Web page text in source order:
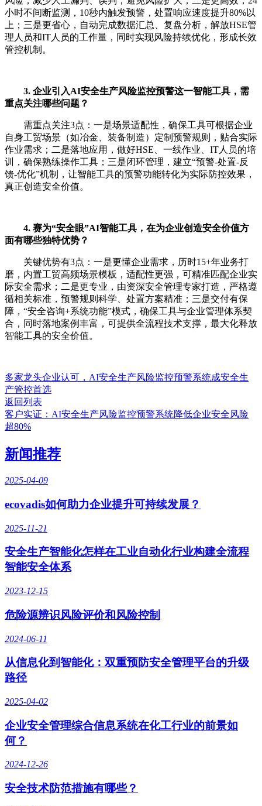
小时不间断监测，10秒内触发预警，处置响应速度提升80%以
上；三是更省心，自动完成数据汇总、复盘分析，解放HSE管
理人员和IT人员的工作量，同时实现风险持续优化，形成长效
管控机制。
3. 企业引入AI安全生产风险监控预警这一智能工具，需
重点关注哪些问题？
需重点关注3点：一是场景适配性，确保工具可根据企业
自身工贸场景（如冶金、装备制造）定制预警规则，贴合实际
作业需求；二是落地应用，做好HSE、一线作业、IT人员的培
训，确保熟练操作工具；三是闭环管理，建立“预警-处置-反
馈-优化”机制，让智能工具的预警功能转化为实际防控效果，
真正创造安全价值。
4. 赛为“安全眼”AI智能工具，在为企业创造安全价值方
面有哪些独特优势？
关键优势有3点：一是更懂企业需求，历时15+年业务打
磨，内置工贸高频场景模板，适配性更强，可精准匹配企业实
际安全需求；二是更专业，由资深安全管理专家打造，严格遵
循相关标准，预警规则科学、处置方案精准；三是交付有保
障，“安全咨询+系统功能”模式，确保工具与企业管理体系契
合，同时落地案例丰富，可提供全流程技术支撑，最大化释放
智能工具的安全价值。
多家龙头企业认可，AI安全生产风险监控预警系统成安全生
产管控首选
返回列表
客户实证：AI安全生产风险监控预警系统降低企业安全风险
超80%
新闻推荐
2025-04-09
ecovadis如何助力企业提升可持续发展？
2025-11-21
安全生产智能化怎样在工业自动化行业构建全流程
智能安全体系
2023-12-15
危险源辨识风险评价和风险控制
2024-06-11
从信息化到智能化：双重预防安全管理平台的升级
路径
2025-04-02
企业安全管理综合信息系统在化工行业的前景如
何？
2024-12-26
安全技术防范措施有哪些？